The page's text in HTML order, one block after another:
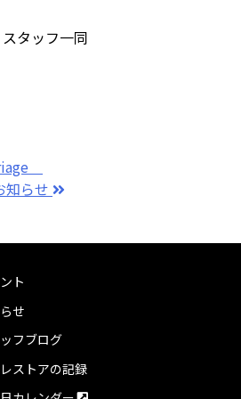
スタッフ一同
らせ
ト
せ
フブログ
ストアの記録